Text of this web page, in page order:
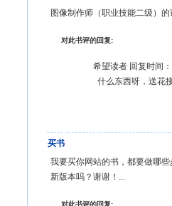
图像制作师（职业技能二级）
对此书评的回复:
希望读者 回复时间
什么东西呀，送花
买书
我要买你网站的书，都要做哪
新版本吗？谢谢！...
对此书评的回复: